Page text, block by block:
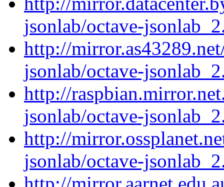
jsonlab/octave-
http://
jsonlab/octave-
http://
jsonlab/octave-
http://
jsonlab/octave-